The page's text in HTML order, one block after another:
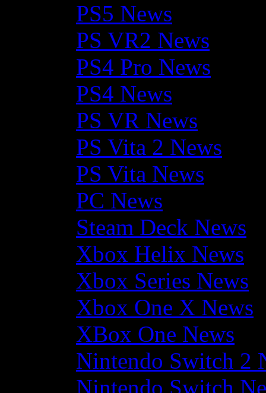
PS5 News
PS VR2 News
PS4 Pro News
PS4 News
PS VR News
PS Vita 2 News
PS Vita News
PC News
Steam Deck News
Xbox Helix News
Xbox Series News
Xbox One X News
XBox One News
Nintendo Switch 2
Nintendo Switch